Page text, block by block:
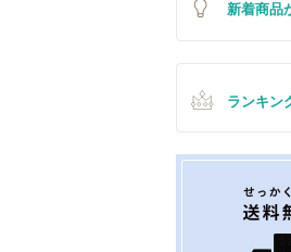
新着商品
ランキン